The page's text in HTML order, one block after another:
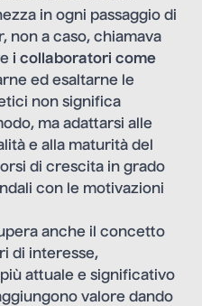
in ogni passaggio di
non a caso, chiamava
i collaboratori come
ed esaltarne le
non significa
ma adattarsi alle
e alla maturità del
di crescita in grado
con le motivazioni
anche il concetto
di interesse,
attuale e significativo
valore dando